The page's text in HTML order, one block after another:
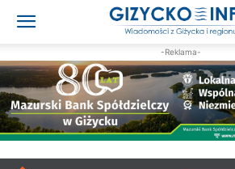
-Reklama-